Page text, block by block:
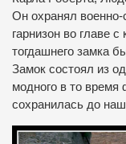
Он охранял военно-
гарнизон во главе
тогдашнего замка
Замок состоял из
модного в то время
сохранилась до